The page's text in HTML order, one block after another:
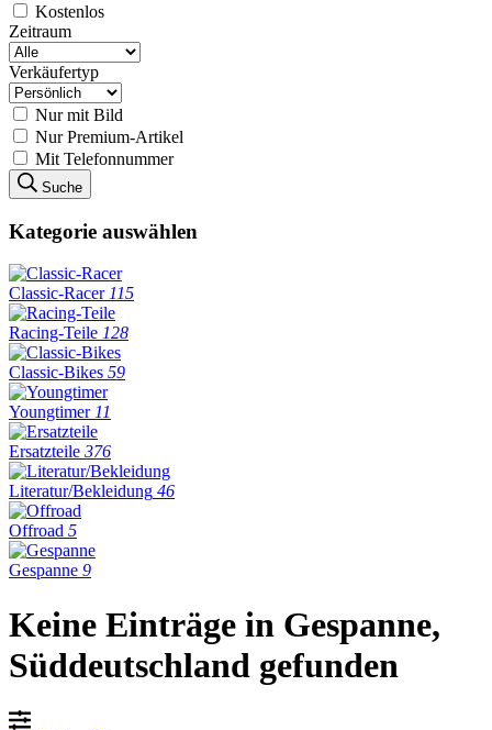
Kostenlos
Zeitraum
Verkäufertyp
Nur mit Bild
Nur Premium-Artikel
Mit Telefonnummer
Suche
Kategorie auswählen
Classic-Racer 115
Racing-Teile 128
Classic-Bikes 59
Youngtimer 11
Ersatzteile 376
Literatur/Bekleidung 46
Offroad 5
Gespanne 9
Keine Einträge in Gespanne,
Süddeutschland gefunden